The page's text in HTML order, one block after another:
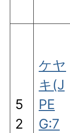
5
2
ケヤ
キ(J
PE
G:7